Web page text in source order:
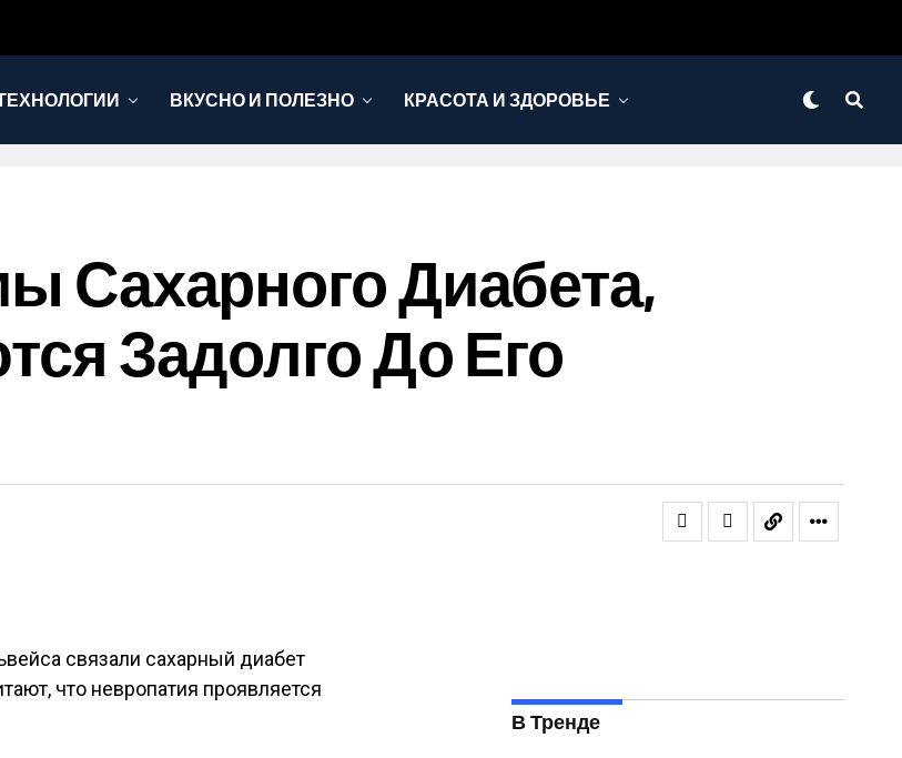
ВКУСНО И ПОЛЕЗНО КРАСОТА И ЗДОРОВЬЕ
Сахарного Диабета,
Задолго До Его
связали сахарный диабет
что невропатия проявляется
В Тренде